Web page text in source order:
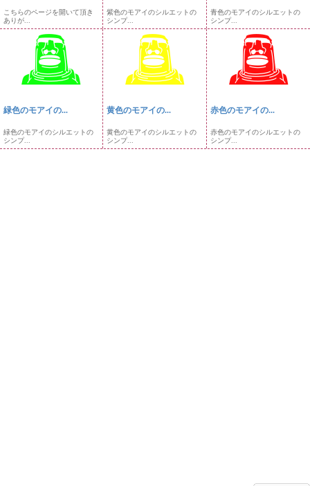
こちらのページを開いて頂き
ありが...
紫色のモアイのシルエットの
シンプ...
青色のモアイのシルエットの
シンプ...
緑色のモアイの...
緑色のモアイのシルエットの
シンプ...
黄色のモアイの...
黄色のモアイのシルエットの
シンプ...
赤色のモアイの...
赤色のモアイのシルエットの
シンプ...